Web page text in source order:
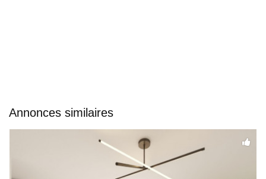
Annonces similaires